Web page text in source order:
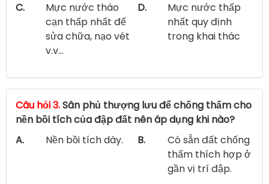
C.
Mực nước tháo
cạn thấp nhất để
sửa chữa, nạo vét
v.v...
D.
Mực nước thấp
nhất quy định
trong khai thác
Câu hỏi 3.Sân phủ thượng lưu để chống thấm cho
nền bồi tích của đập đất nên áp dụng khi nào?
A.
Nền bồi tích dày. B.
Có sẵn đất chống
thấm thích hợp ở
gần vị trí đập.